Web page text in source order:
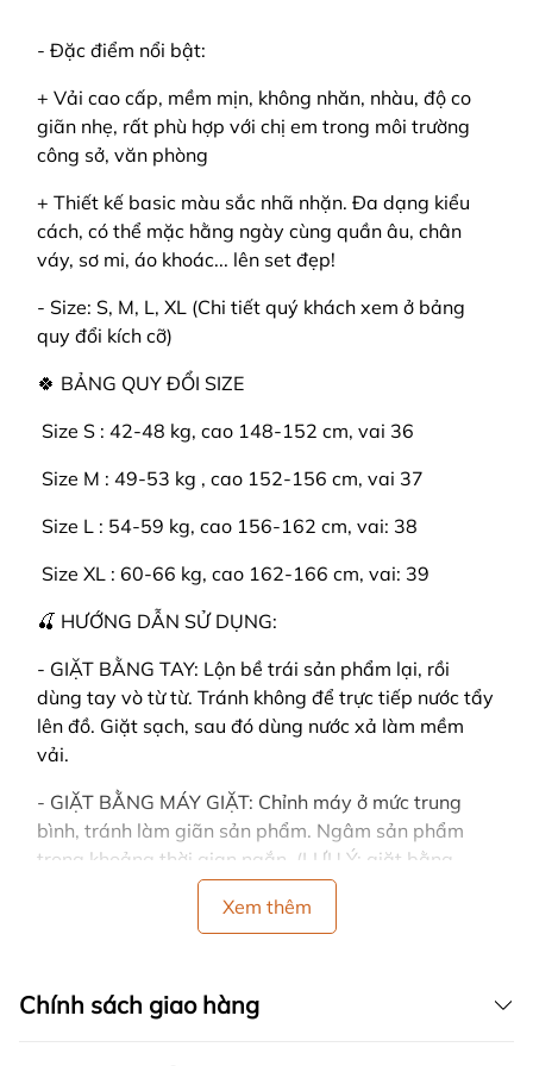
- Đặc điểm nổi bật:
+ Vải cao cấp, mềm mịn, không nhăn, nhàu, độ co
giãn nhẹ, rất phù hợp với chị em trong môi trường
công sở, văn phòng
+ Thiết kế basic màu sắc nhã nhặn. Đa dạng kiểu
cách, có thể mặc hằng ngày cùng quần âu, chân
váy, sơ mi, áo khoác... lên set đẹp!
- Size: S, M, L, XL (Chi tiết quý khách xem ở bảng
quy đổi kích cỡ)
🍀 BẢNG QUY ĐỔI SIZE
️ Size S : 42-48 kg, cao 148-152 cm, vai 36
️ Size M : 49-53 kg , cao 152-156 cm, vai 37
️ Size L : 54-59 kg, cao 156-162 cm, vai: 38
️ Size XL : 60-66 kg, cao 162-166 cm, vai: 39
🍒 HƯỚNG DẪN SỬ DỤNG:
- GIẶT BẰNG TAY: Lộn bề trái sản phẩm lại, rồi
dùng tay vò từ từ. Tránh không để trực tiếp nước tẩy
lên đồ. Giặt sạch, sau đó dùng nước xả làm mềm
vải.
- GIẶT BẰNG MÁY GIẶT: Chỉnh máy ở mức trung
bình, tránh làm giãn sản phẩm. Ngâm sản phẩm
trong khoảng thời gian ngắn. (LƯU Ý: giặt bằng
máy dễ làm cho đồ bị nhàu)
- CÁCH PHƠI: Dùng tay vỗ nhẹ vào sản phẩm sau
Đồng thời tránh vắt đồ mạnh tay, vải sẽ bị nhăn.
Xem thêm
Chính sách giao hàng